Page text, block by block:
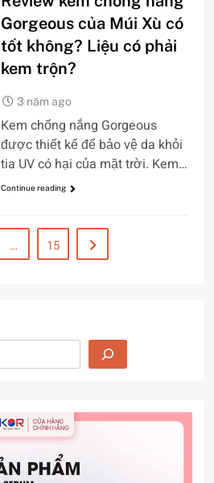
Gorgeous của Múi Xù có
tốt không? Liệu có phải
kem trộn?
3 năm ago
Kem chống nắng Gorgeous
được thiết kế để bảo vệ da khỏi
tia UV có hại của mặt trời. Kem…
Continue reading
… 15